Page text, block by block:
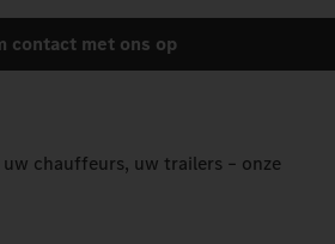
contact met ons op
chauffeurs, uw trailers – onze